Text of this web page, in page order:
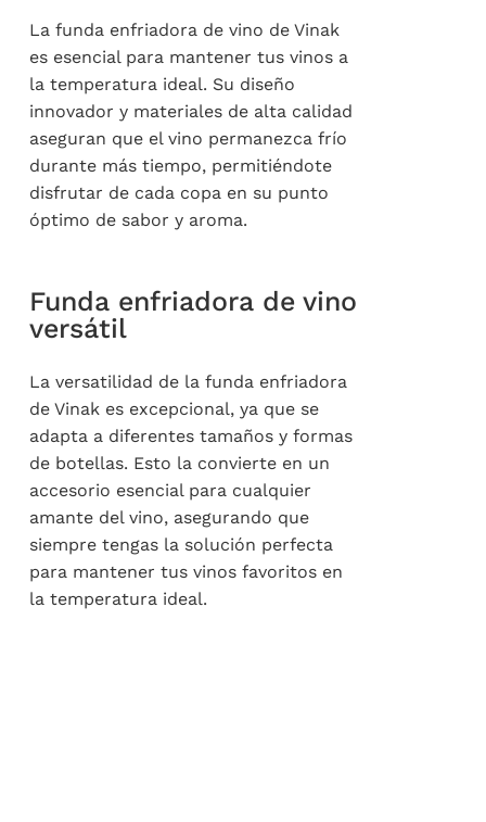
La funda enfriadora de vino de Vinak
es esencial para mantener tus vinos a
la temperatura ideal. Su diseño
innovador y materiales de alta calidad
aseguran que el vino permanezca frío
durante más tiempo, permitiéndote
disfrutar de cada copa en su punto
óptimo de sabor y aroma.
Funda enfriadora de vino
versátil
La versatilidad de la funda enfriadora
de Vinak es excepcional, ya que se
adapta a diferentes tamaños y formas
de botellas. Esto la convierte en un
accesorio esencial para cualquier
amante del vino, asegurando que
siempre tengas la solución perfecta
para mantener tus vinos favoritos en
la temperatura ideal.